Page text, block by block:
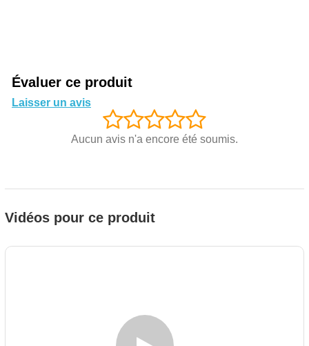
Évaluer ce produit
Laisser un avis
Aucun avis n'a encore été soumis.
Vidéos pour ce produit